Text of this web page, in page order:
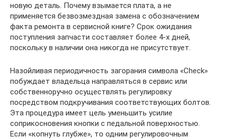
новую деталь. Почему взымается плата, а не
применяется безвозмездная замена с обозначением
факта ремонта в сервисной книге? Срок ожидания
поступления запчасти составляет более 4-х дней,
поскольку в наличии она никогда не присутствует.
Назойливая периодичность загорания символа «Check»
побуждает владельца направляться в сервис или
собственноручно осуществлять регулировку
посредством подкручивания соответствующих болтов.
Эта процедура имеет цель уменьшить усилие
соприкосновения кнопки с педальной поверхностью.
Если «копнуть глубже», то одним регулировочным